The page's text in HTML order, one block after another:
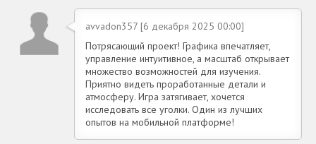
avvadon357 [6 декабря 2025 00:00]
Потрясающий проект! Графика впечатляет,
управление интуитивное, а масштаб открывает
множество возможностей для изучения.
Приятно видеть проработанные детали и
атмосферу. Игра затягивает, хочется
исследовать все уголки. Один из лучших
опытов на мобильной платформе!